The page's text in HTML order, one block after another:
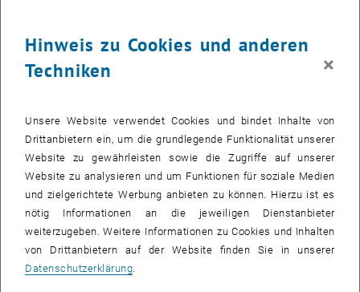
Aufgabenbereiche
Projektabwicklung
Publikationsdatenbank
Sekretariat / Verwaltung
Hinweis zu Cookies und anderen
Techniken
×
Unsere Website verwendet Cookies und bindet Inhalte von
Drittanbietern ein, um die grundlegende Funktionalität unserer
Website zu gewährleisten sowie die Zugriffe auf unserer
Website zu analysieren und um Funktionen für soziale Medien
und zielgerichtete Werbung anbieten zu können. Hierzu ist es
nötig Informationen an die jeweiligen Dienstanbieter
weiterzugeben. Weitere Informationen zu Cookies und Inhalten
von Drittanbietern auf der Website finden Sie in unserer
Datenschutzerklärung.